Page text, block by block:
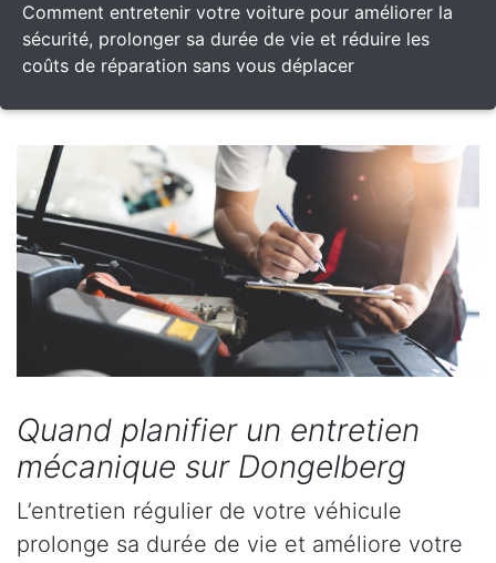
Comment entretenir votre voiture pour améliorer la
sécurité, prolonger sa durée de vie et réduire les
coûts de réparation sans vous déplacer
Quand planifier un entretien
mécanique sur Dongelberg
L’entretien régulier de votre véhicule
prolonge sa durée de vie et améliore votre